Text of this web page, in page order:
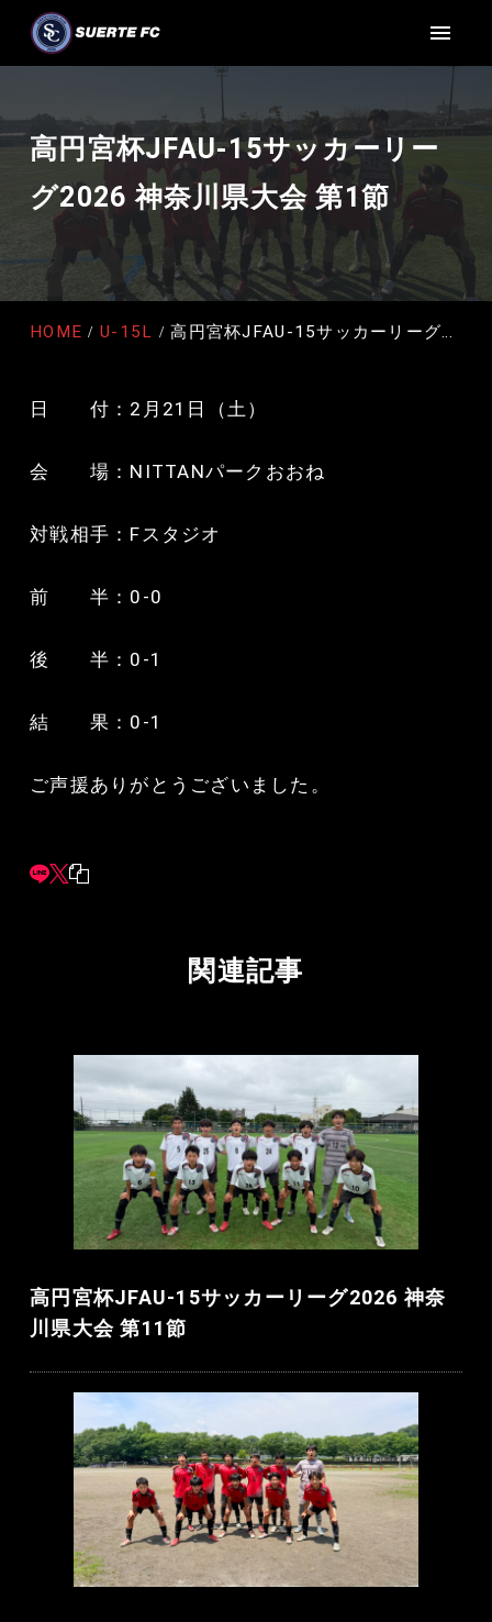
高円宮杯JFAU-15サッカーリー
グ2026 神奈川県大会 第1節
HOME U-15L 高円宮杯JFAU-15サッカーリーグ2026 神奈川県大会 第1節
日 付：2月21日（土）
会 場：NITTANパークおおね
対戦相手：Fスタジオ
前 半：0-0
後 半：0-1
結 果：0-1
ご声援ありがとうございました。
関連記事
高円宮杯JFAU-15サッカーリーグ2026 神奈
川県大会 第11節